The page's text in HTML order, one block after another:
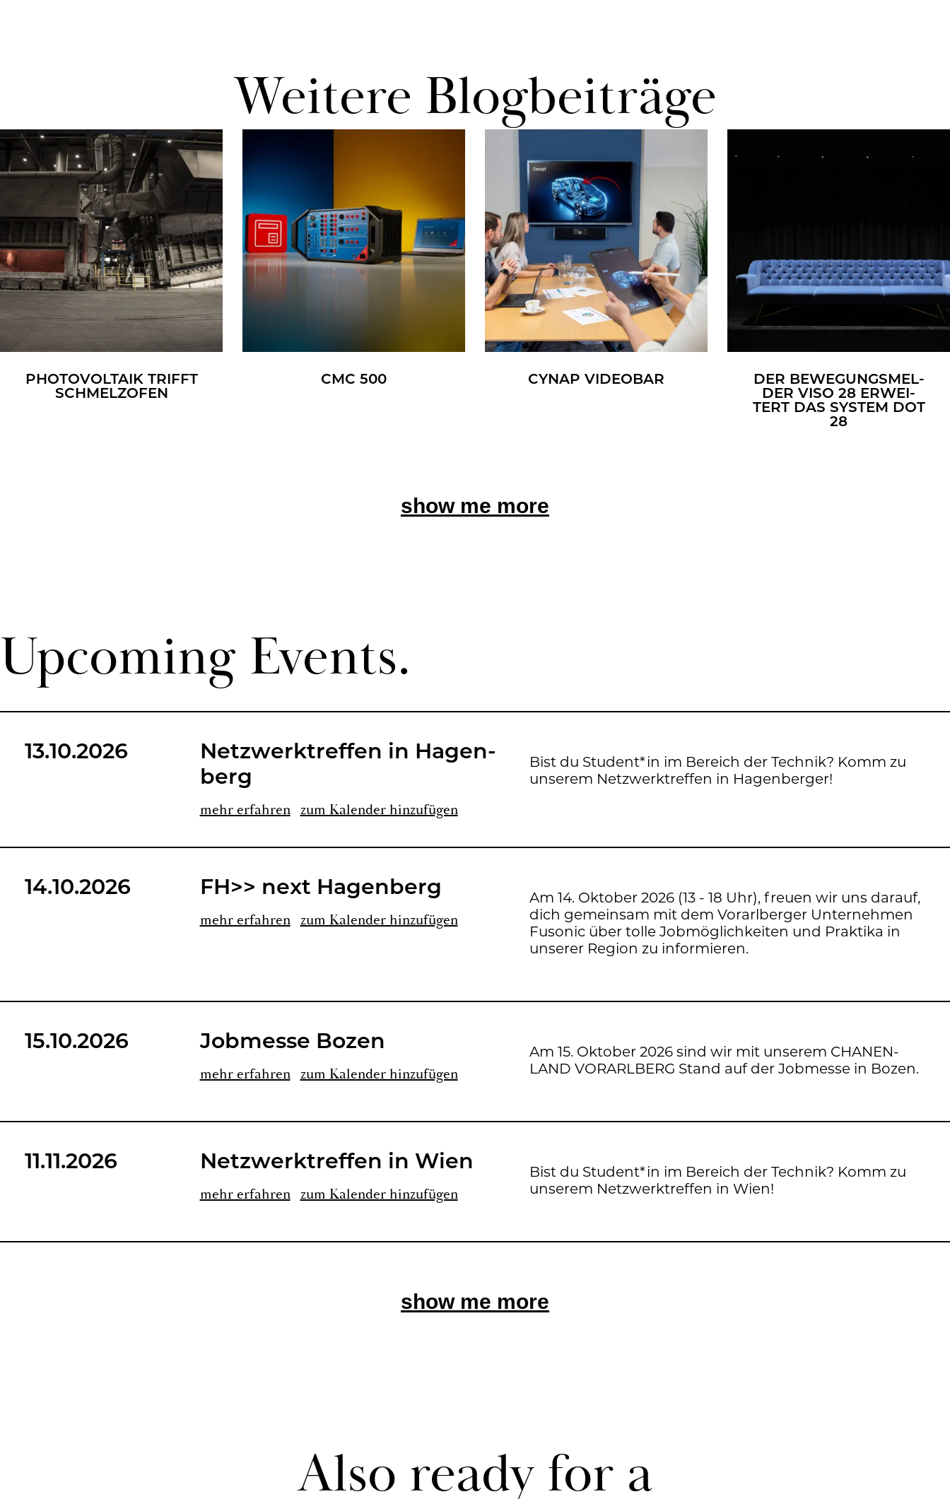
Wei­te­re Blog­bei­trä­ge
PHO­TO­VOL­TA­IK TRIFFT
SCHMELZ­OFEN
CMC 500 CYNAP VI­DEO­BAR
DER BE­WE­GUNGS­MEL­
DER VISO 28 ER­WEI­
TERT DAS SYS­TEM DOT
28
show me more
Up­co­ming Events.
13.10.2026
Netz­werk­tref­fen in Ha­gen­
berg
mehr er­fah­ren zum Ka­len­der hin­zu­fü­gen
Bist du Stu­dent*in im Be­reich der Tech­nik? Komm zu
un­se­rem Netz­werk­tref­fen in Ha­gen­ber­ger!
14.10.2026 FH>> next Ha­gen­berg
mehr er­fah­ren zum Ka­len­der hin­zu­fü­gen
Am 14. Ok­to­ber 2026 (13 - 18 Uhr), freu­en wir uns dar­auf,
dich ge­mein­sam mit dem Vor­arl­ber­ger Un­ter­neh­men
Fu­so­nic über tolle Job­mög­lich­kei­ten und Prak­ti­ka in
un­se­rer Re­gi­on zu in­for­mie­ren.
15.10.2026 Job­mes­se Bozen
mehr er­fah­ren zum Ka­len­der hin­zu­fü­gen
Am 15. Ok­to­ber 2026 sind wir mit un­se­rem CHA­NEN­
LAND VOR­ARL­BERG Stand auf der Job­mes­se in Bozen.
11.11.2026 Netz­werk­tref­fen in Wien
mehr er­fah­ren zum Ka­len­der hin­zu­fü­gen
Bist du Stu­dent*in im Be­reich der Tech­nik? Komm zu
un­se­rem Netz­werk­tref­fen in Wien!
show me more
Also ready for a